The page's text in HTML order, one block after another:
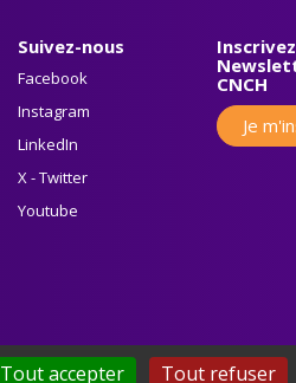
Suivez-nous
Facebook
Instagram
LinkedIn
X - Twitter
Youtube
CNCH
Je
Tout accepter Tout refuser